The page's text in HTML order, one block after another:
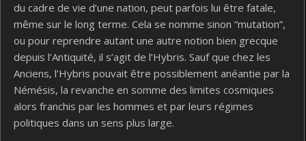
du cadre de vie d’une nation, peut parfois lui être fatale,
même sur le long terme. Cela se nomme sinon “mutation”,
ou pour reprendre autant une autre notion bien grecque
depuis l’Antiquité, il s’agit de l’Hybris. Sauf que chez les
Anciens, l’Hybris pouvait être possiblement anéantie par la
Némésis, la revanche en somme des limites cosmiques
alors franchis par les hommes et par leurs régimes
politiques dans un sens plus large.